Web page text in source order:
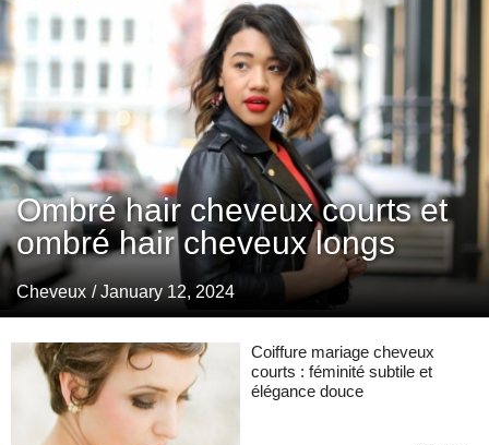
Ombré hair cheveux courts et
ombré hair cheveux longs
Cheveux / January 12, 2024
Coiffure mariage cheveux
courts : féminité subtile et
élégance douce